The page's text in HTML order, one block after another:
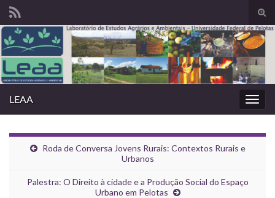
de
Search for:
LEAA
Roda de Conversa Jovens Rurais: Contextos Rurais e
Urbanos
Palestra: O Direito à cidade e a Produção Social do Espaço
Urbano em Pelotas